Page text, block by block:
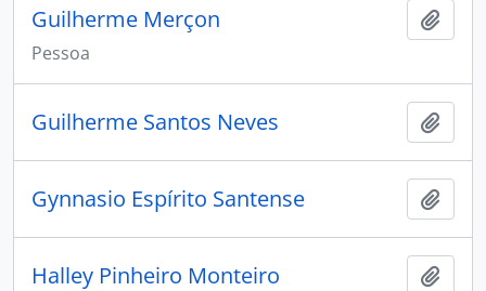
Guilherme Merçon
Pessoa
Guilherme Santos Neves
Gynnasio Espírito Santense
Halley Pinheiro Monteiro